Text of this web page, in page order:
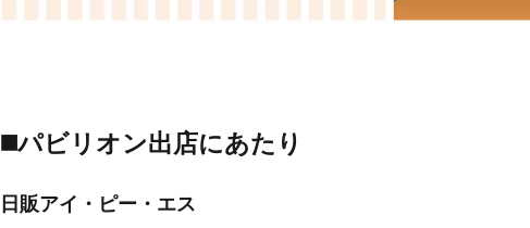
◼️パビリオン出店にあたり
日販アイ・ピー・エス